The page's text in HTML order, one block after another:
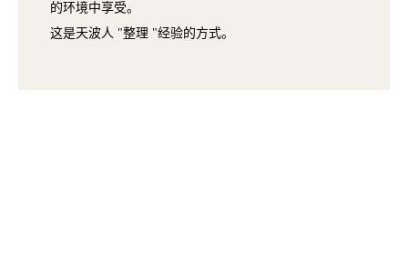
的环境中享受。
这是天波人 "整理 "经验的方式。